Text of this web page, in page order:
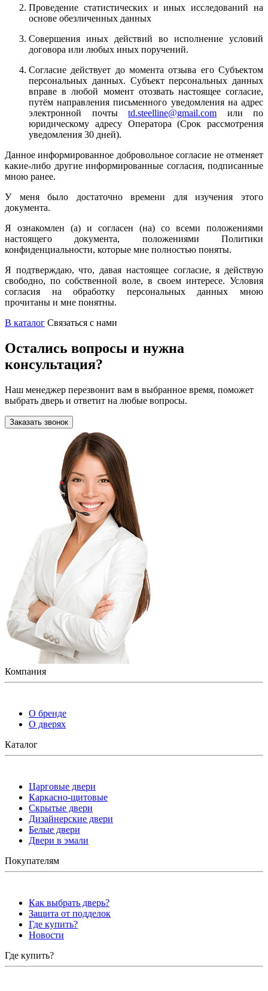
Проведение статистических и иных исследований на
основе обезличенных данных
Совершения иных действий во исполнение условий
договора или любых иных поручений.
Согласие действует до момента отзыва его Субъектом
персональных данных. Субъект персональных данных
вправе в любой момент отозвать настоящее согласие,
путём направления письменного уведомления на адрес
электронной почты td.steelline@gmail.com или по
юридическому адресу Оператора (Срок рассмотрения
уведомления 30 дней).
Данное информированное добровольное согласие не отменяет
какие-либо другие информированные согласия, подписанные
мною ранее.
У меня было достаточно времени для изучения этого
документа.
Я ознакомлен (а) и согласен (на) со всеми положениями
настоящего документа, положениями Политики
конфиденциальности, которые мне полностью поняты.
Я подтверждаю, что, давая настоящее согласие, я действую
свободно, по собственной воле, в своем интересе. Условия
согласия на обработку персональных данных мною
прочитаны и мне понятны.
В каталог Связаться с нами
Остались вопросы и нужна
консультация?
Наш менеджер перезвонит вам в выбранное время, поможет
выбрать дверь и ответит на любые вопросы.
Заказать звонок
Компания
О бренде
О дверях
Каталог
Царговые двери
Каркасно-щитовые
Скрытые двери
Дизайнерские двери
Белые двери
Двери в эмали
Покупателям
Как выбрать дверь?
Защита от подделок
Где купить?
Новости
Где купить?